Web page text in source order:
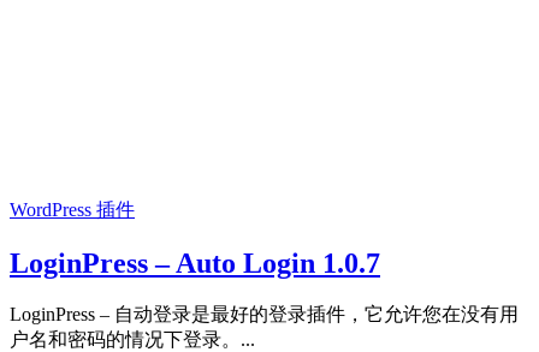
WordPress 插件
LoginPress – Auto Login 1.0.7
LoginPress – 自动登录是最好的登录插件，它允许您在没有用
户名和密码的情况下登录。...